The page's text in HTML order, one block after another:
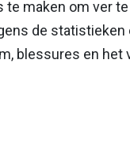
te maken om ver
de statistieken
blessures en